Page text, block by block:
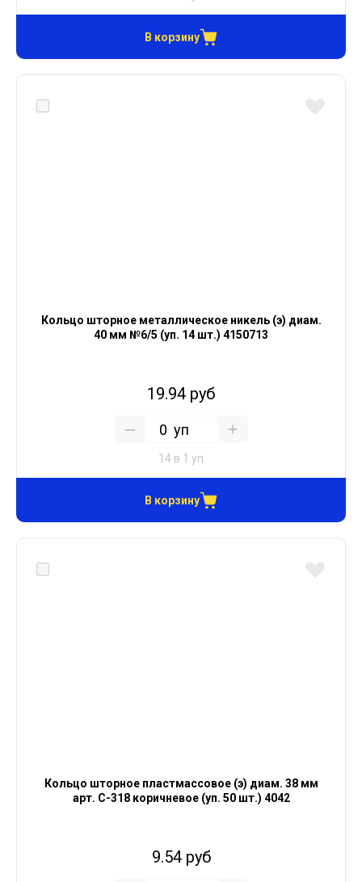
В корзину
Кольцо шторное металлическое никель (э) диам.
40 мм №6/5 (уп. 14 шт.) 4150713
19.94 руб
уп
14 в 1 уп
В корзину
Кольцо шторное пластмассовое (э) диам. 38 мм
арт. С-318 коричневое (уп. 50 шт.) 4042
9.54 руб